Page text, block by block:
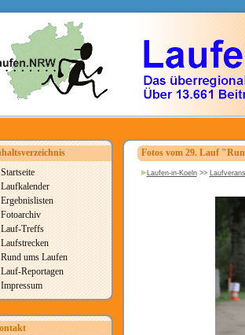
Startseite
Laufkalender
Ergebnislisten
Fotoarchiv
Lauf-Treffs
Laufstrecken
Rund ums Laufen
Lauf-Reportagen
Impressum
Fotos vom 29. Lauf
Laufen-in-Koeln>>